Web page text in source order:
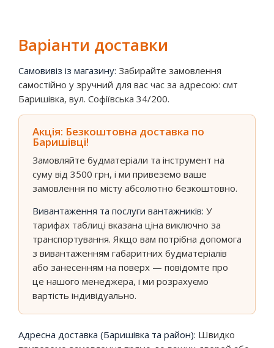
Варіанти доставки
Самовивіз із магазину: Забирайте замовлення
самостійно у зручний для вас час за адресою: смт
Баришівка, вул. Софіївська 34/200.
Акція: Безкоштовна доставка по
Баришівці!
Замовляйте будматеріали та інструмент на
суму від 3500 грн, і ми привеземо ваше
замовлення по місту абсолютно безкоштовно.
Вивантаження та послуги вантажників: У
тарифах таблиці вказана ціна виключно за
транспортування. Якщо вам потрібна допомога
з вивантаженням габаритних будматеріалів
або занесенням на поверх — повідомте про
це нашого менеджера, і ми розрахуємо
вартість індивідуально.
Адресна доставка (Баришівка та район): Швидко